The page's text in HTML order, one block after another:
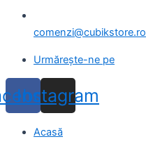
comenzi@cubikstore.ro
Urmărește-ne pe
Instagram
Acasă